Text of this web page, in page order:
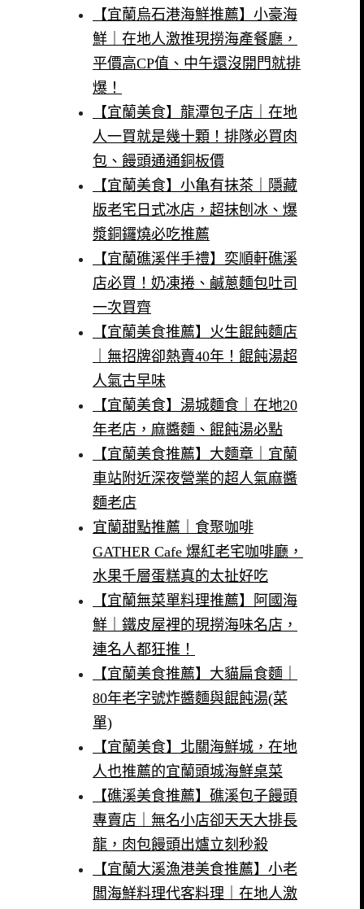
【宜蘭烏石港海鮮推薦】小豪海
鮮｜在地人激推現撈海產餐廳，
平價高CP值、中午還沒開門就排
爆！
【宜蘭美食】龍潭包子店｜在地
人一買就是幾十顆！排隊必買肉
包、饅頭通通銅板價
【宜蘭美食】小亀有抹茶｜隱藏
版老宅日式冰店，超抹刨冰、爆
漿銅鑼燒必吃推薦
【宜蘭礁溪伴手禮】奕順軒礁溪
店必買！奶凍捲、鹹蔥麵包吐司
一次買齊
【宜蘭美食推薦】火生餛飩麵店
｜無招牌卻熱賣40年！餛飩湯超
人氣古早味
【宜蘭美食】湯城麵食｜在地20
年老店，麻醬麵、餛飩湯必點
【宜蘭美食推薦】大麵章｜宜蘭
車站附近深夜營業的超人氣麻醬
麵老店
宜蘭甜點推薦｜食聚咖啡
GATHER Cafe 爆紅老宅咖啡廳，
水果千層蛋糕真的太扯好吃
【宜蘭無菜單料理推薦】阿國海
鮮｜鐵皮屋裡的現撈海味名店，
連名人都狂推！
【宜蘭美食推薦】大貓扁食麵｜
80年老字號炸醬麵與餛飩湯(菜
單)
【宜蘭美食】北關海鮮城，在地
人也推薦的宜蘭頭城海鮮桌菜
【礁溪美食推薦】礁溪包子饅頭
專賣店｜無名小店卻天天大排長
龍，肉包饅頭出爐立刻秒殺
【宜蘭大溪漁港美食推薦】小老
闆海鮮料理代客料理｜在地人激